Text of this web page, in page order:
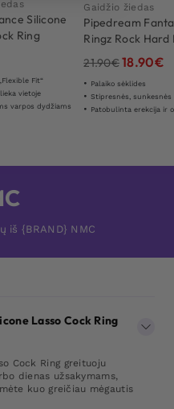
Silicone
Ring
Fit“
vietoje
varpos dydžiams
Gaidžio žiedas
Pipedream
Ringz Rock Hard
Ball Stretcher
21.90€18.90€
Palaiko sėklides
Stipresnės, sunkesnės ir
Patobulinta erekcija ir
iš {BRAND} NMC
Lasso Cock Ring
Cock Ring greituoju
dienas užsakymams,
kuo greičiau mėgautis